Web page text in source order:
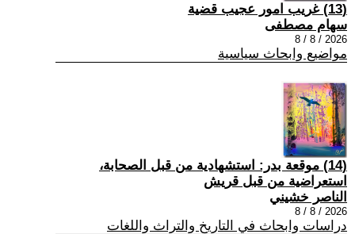
(13) غريب امور عجيب قضية
سهام مصطفى
2026 / 8 / 8
مواضيع وابحاث سياسية
(14) موقعة بدر: استشهادية من قبل الصحابة،
استعراضية من قبل قريش
الناصر خشيني
2026 / 8 / 8
دراسات وابحاث في التاريخ والتراث واللغات